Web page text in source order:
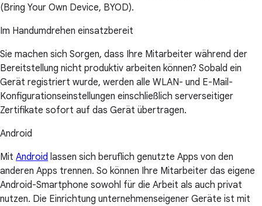
(Bring Your Own Device, BYOD).
Im Handumdrehen einsatzbereit
Sie machen sich Sorgen, dass Ihre Mitarbeiter während der
Bereitstellung nicht produktiv arbeiten können? Sobald ein
Gerät registriert wurde, werden alle WLAN- und E-Mail-
Konfigurationseinstellungen einschließlich serverseitiger
Zertifikate sofort auf das Gerät übertragen.
Android
Mit Android lassen sich beruflich genutzte Apps von den
anderen Apps trennen. So können Ihre Mitarbeiter das eigene
Android-Smartphone sowohl für die Arbeit als auch privat
nutzen. Die Einrichtung unternehmenseigener Geräte ist mit